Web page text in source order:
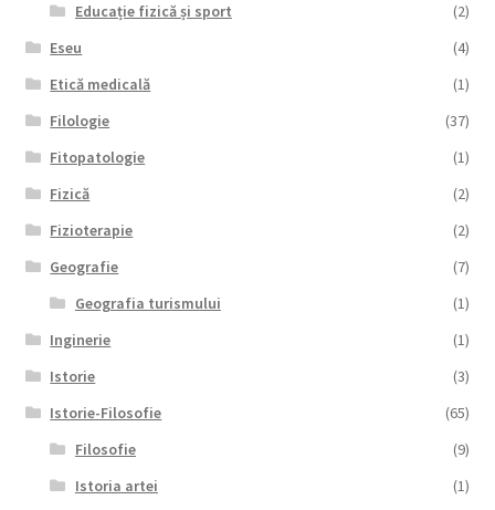
Educație fizică și sport
(2)
Eseu
(4)
Etică medicală
(1)
Filologie
(37)
Fitopatologie
(1)
Fizică
(2)
Fizioterapie
(2)
Geografie
(7)
Geografia turismului
(1)
Inginerie
(1)
Istorie
(3)
Istorie-Filosofie
(65)
Filosofie
(9)
Istoria artei
(1)